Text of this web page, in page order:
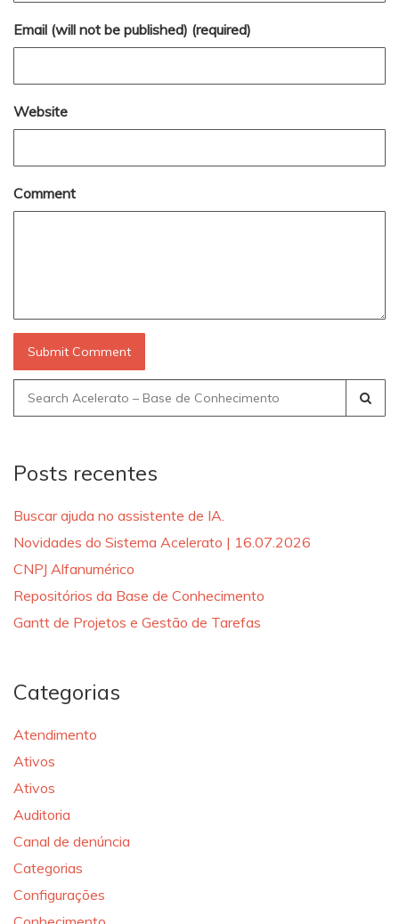
Email (will not be published) (required)
Website
Comment
Search
for:
Posts recentes
Buscar ajuda no assistente de IA.
Novidades do Sistema Acelerato | 16.07.2026
CNPJ Alfanumérico
Repositórios da Base de Conhecimento
Gantt de Projetos e Gestão de Tarefas
Categorias
Atendimento
Ativos
Ativos
Auditoria
Canal de denúncia
Categorias
Configurações